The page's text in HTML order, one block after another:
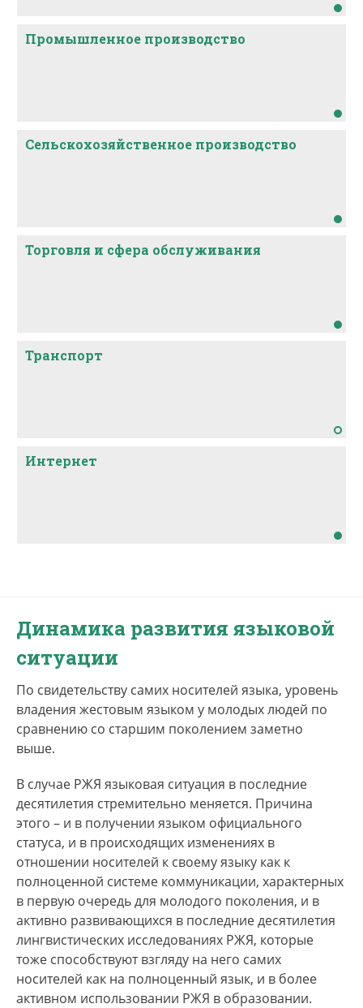
Промышленное производство
Сельскохозяйственное производство
Торговля и сфера обслуживания
Транспорт
Интернет
Динамика развития языковой
ситуации
По свидетельству самих носителей языка, уровень
владения жестовым языком у молодых людей по
сравнению со старшим поколением заметно
выше.
В случае РЖЯ языковая ситуация в последние
десятилетия стремительно меняется. Причина
этого – и в получении языком официального
статуса, и в происходящих изменениях в
отношении носителей к своему языку как к
полноценной системе коммуникации, характерных
в первую очередь для молодого поколения, и в
активно развивающихся в последние десятилетия
лингвистических исследованиях РЖЯ, которые
тоже способствуют взгляду на него самих
носителей как на полноценный язык, и в более
активном использовании РЖЯ в образовании.